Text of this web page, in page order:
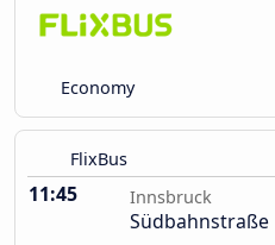
Economy
FlixBus
11:45 Innsbruck
Südbahnstraße